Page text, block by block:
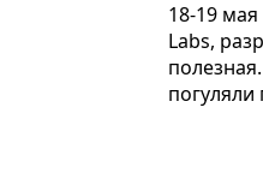
18-19
Labs,